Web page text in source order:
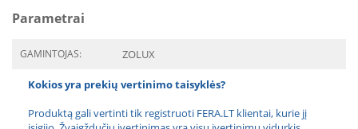
Parametrai
GAMINTOJAS: ZOLUX
Kokios yra prekių vertinimo taisyklės?
Produktą gali vertinti tik registruoti FERA.LT klientai, kurie jį